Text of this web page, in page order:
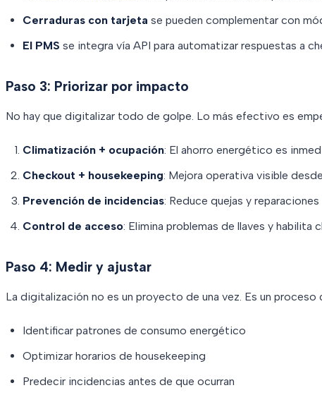
Cerraduras con tarjeta se pueden complementar con
El PMS se integra vía API para automatizar respuestas a
Paso 3: Priorizar por impacto
No hay que digitalizar todo de golpe. Lo más efectivo es
Climatización + ocupación: El ahorro energético es
Checkout + housekeeping: Mejora operativa visible
Prevención de incidencias: Reduce quejas y
Control de acceso: Elimina problemas de llaves y habilita
Paso 4: Medir y ajustar
La digitalización no es un proyecto de una vez. Es un
Identificar patrones de consumo energético
Optimizar horarios de housekeeping
Predecir incidencias antes de que ocurran